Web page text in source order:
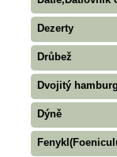
Dezerty
Drůbež
Dvojitý
Dýně